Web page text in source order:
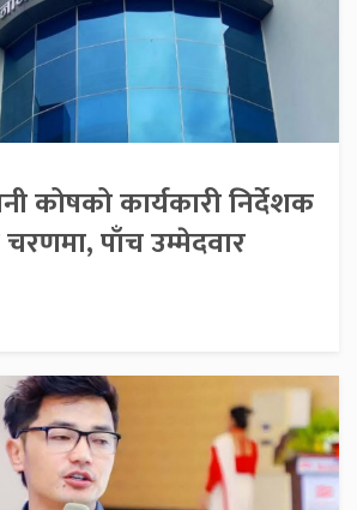
कोषको कार्यकारी निर्देशक
पाँच उम्मेदवार